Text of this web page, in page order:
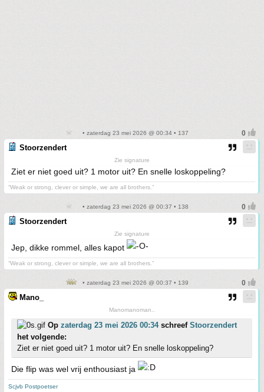
• zaterdag 23 mei 2026 @ 00:34 • 137
Stoorzendert
Zie signature
Ziet er niet goed uit? 1 motor uit? En snelle loskoppeling?
“Weak or strong, clever or simple, we are all brothers.”
• zaterdag 23 mei 2026 @ 00:37 • 138
Stoorzendert
Zie signature
Jep, dikke rommel, alles kapot
“Weak or strong, clever or simple, we are all brothers.”
• zaterdag 23 mei 2026 @ 00:37 • 139
Mano_
Manomanoman..
Op zaterdag 23 mei 2026 00:34schreef Stoorzendert
het volgende:
Ziet er niet goed uit? 1 motor uit? En snelle loskoppeling?
Die flip was wel vrij enthousiast ja
Scjvb Postpoetser